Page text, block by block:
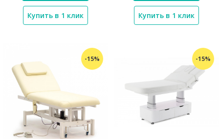
Купить в 1 клик Купить в 1 клик
-15% -15%